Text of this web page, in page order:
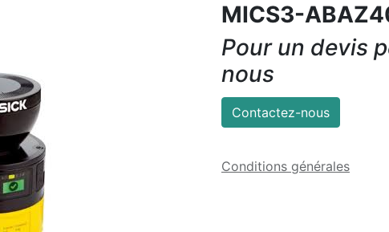
MICS3-
Pour un devis
nous
Contactez-nous
Conditions générales